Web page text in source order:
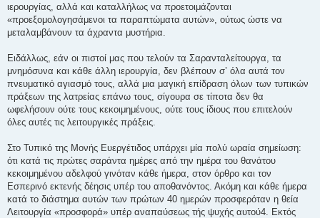
ιερουργίας, αλλά και καταλλήλως να προετοιμάζονται
«προεξομολογησάμενοι τα παραπτώματα αυτών», ούτως ώστε να
μεταλαμβάνουν τα άχραντα μυστήρια.
Ειδάλλως, εάν οι πιστοί μας που τελούν τα Σαρανταλείτουργα, τα
μνημόσυνα και κάθε άλλη ιερουργία, δεν βλέπουν σ’ όλα αυτά τον
πνευματικό αγιασμό τους, αλλά μια μαγική επίδραση όλων των τυπικών
πράξεων της λατρείας επάνω τους, σίγουρα σε τίποτα δεν θα
ωφελήσουν ούτε τους κεκοιμημένους, ούτε τους ίδιους που επιτελούν
όλες αυτές τις λειτουργικές πράξεις.
Στο Τυπικό της Μονής Ευεργέτιδος υπάρχει μία πολύ ωραία σημείωση:
ότι κατά τις πρώτες σαράντα ημέρες από την ημέρα του θανάτου
κεκοιμημένου αδελφού γινόταν κάθε ήμερα, στον όρθρο και τον
Εσπερινό εκτενής δέησις υπέρ του αποθανόντος. Ακόμη και κάθε ήμερα
κατά το διάστημα αυτών των πρώτων 40 ημερών προσφερόταν η θεία
Λειτουργία «προσφορά» υπέρ αναπαύσεως τής ψυχής αυτού4. Εκτός